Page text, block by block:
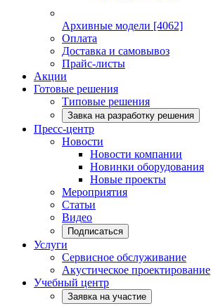
Архивные модели [4062]
Оплата
Доставка и самовывоз
Прайс-листы
Акции
Готовые решения
Типовые решения
Завка на разработку решения
Пресс-центр
Новости
Новости компании
Новинки оборудования
Новые проекты
Мероприятия
Статьи
Видео
Подписаться
Услуги
Сервисное обслуживание
Акустическое проектирование
Учебный центр
Заявка на участие